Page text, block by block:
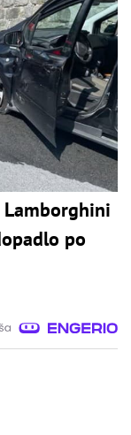
Lamborghini
po